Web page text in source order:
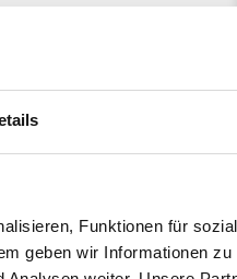
Funktionen für
geben wir Informationen